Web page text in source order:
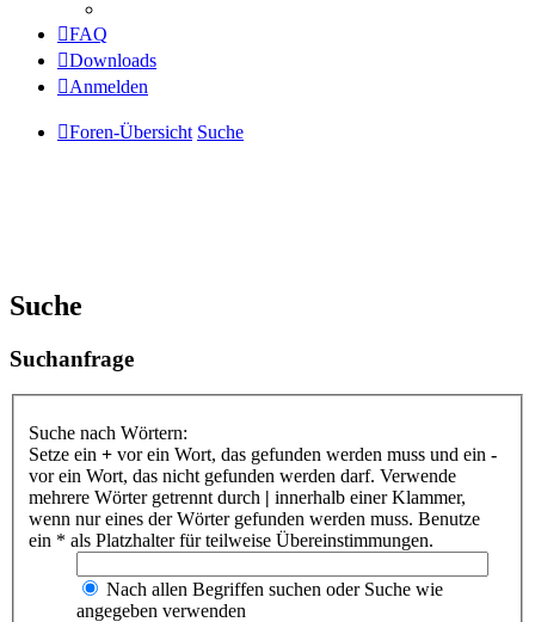
FAQ
Downloads
Anmelden
Foren-Übersicht Suche
Suche
Suchanfrage
Suche nach Wörtern:
Setze ein + vor ein Wort, das gefunden werden muss und ein -
vor ein Wort, das nicht gefunden werden darf. Verwende
mehrere Wörter getrennt durch | innerhalb einer Klammer,
wenn nur eines der Wörter gefunden werden muss. Benutze
ein * als Platzhalter für teilweise Übereinstimmungen.
Nach allen Begriffen suchen oder Suche wie
angegeben verwenden